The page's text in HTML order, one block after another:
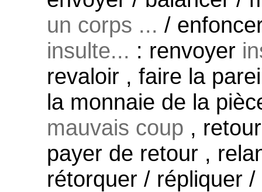
un corps ... /
insulte... : renvoyer
revaloir , faire la
la monnaie de la
mauvais coup ,
payer de retour ,
rétorquer / répliquer